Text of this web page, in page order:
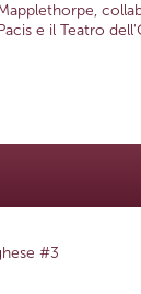
e il Teatro
#3